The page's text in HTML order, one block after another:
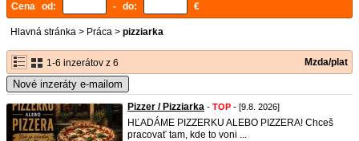
Cena od:
- do: €
Hlavná stránka > Práca > pizziarka
1-6 inzerátov z 6 Mzda/plat
Nové inzeráty e-mailom
Pizzer / Pizziarka - TOP - [9.8. 2026]
HĽADÁME PIZZERKU ALEBO PIZZERA! Chceš
pracovať tam, kde to voni ...